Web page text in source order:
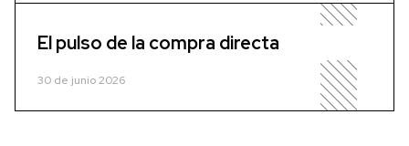
El pulso de la compra directa
30 de junio 2026